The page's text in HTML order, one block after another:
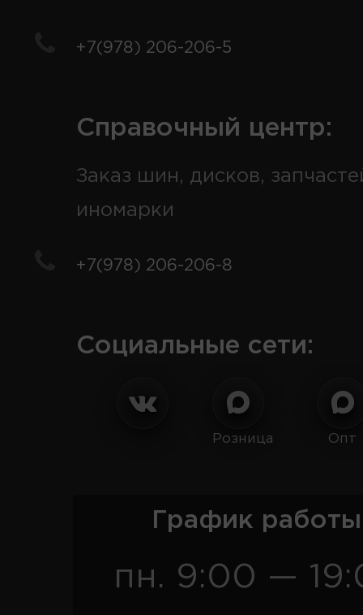
+7(978) 206-206-5
Справочный центр:
Заказ шин, дисков,
иномарки
+7(978) 206-206-8
Социальные сети:
Розница Опт
График
пн. 9:00 —